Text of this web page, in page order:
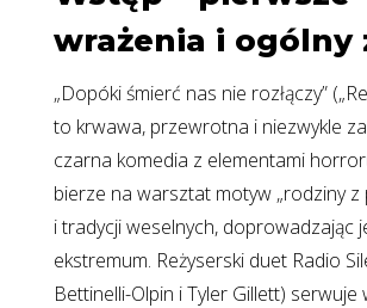
wrażenia i ogólny
„Dopóki śmierć nas nie rozłączy”
to krwawa, przewrotna i niezwykle
czarna komedia z elementami
bierze na warsztat motyw „rodziny z
i tradycji weselnych, doprowadzając
ekstremum. Reżyserski duet Radio
Bettinelli-Olpin i Tyler Gillett) serwuje